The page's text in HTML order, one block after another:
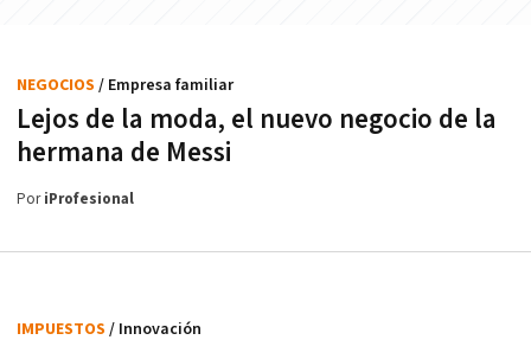
Lejos de la moda, el nuevo negocio de la
hermana de Messi
NEGOCIOS / Empresa familiar
PoriProfesional
IMPUESTOS / Innovación